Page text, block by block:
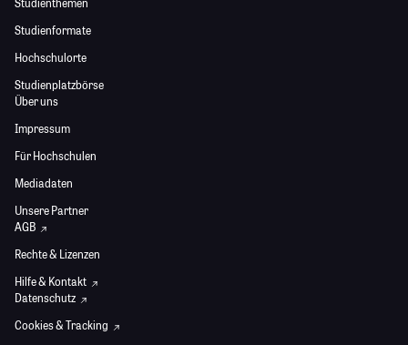
Studienthemen
Studienformate
Hochschulorte
Studienplatzbörse
Über uns
Impressum
Für Hochschulen
Mediadaten
Unsere Partner
AGB
Rechte & Lizenzen
Hilfe & Kontakt
Datenschutz
Cookies & Tracking